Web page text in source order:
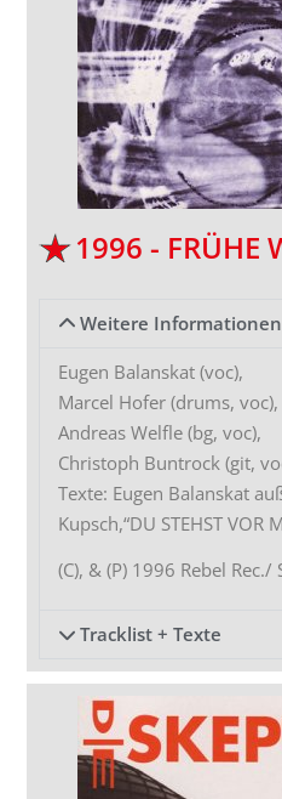
1996 - FRÜHE
Weitere Informationen
Eugen Balanskat (voc),
Marcel Hofer (drums, voc),
Andreas Welfle (bg, voc),
Christoph Buntrock (git,
Texte: Eugen Balanskat
Kupsch,“DU STEHST VOR
(C), & (P) 1996 Rebel Rec./
Tracklist + Texte